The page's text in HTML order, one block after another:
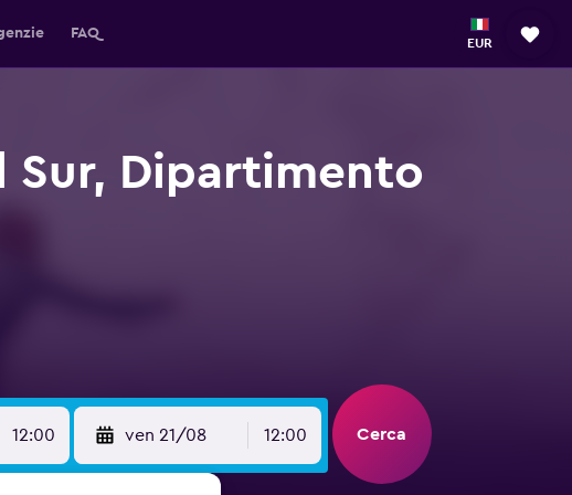
FAQ
EUR
Sur, Dipartimento
12:00 ven 21/08 12:00 Cerca